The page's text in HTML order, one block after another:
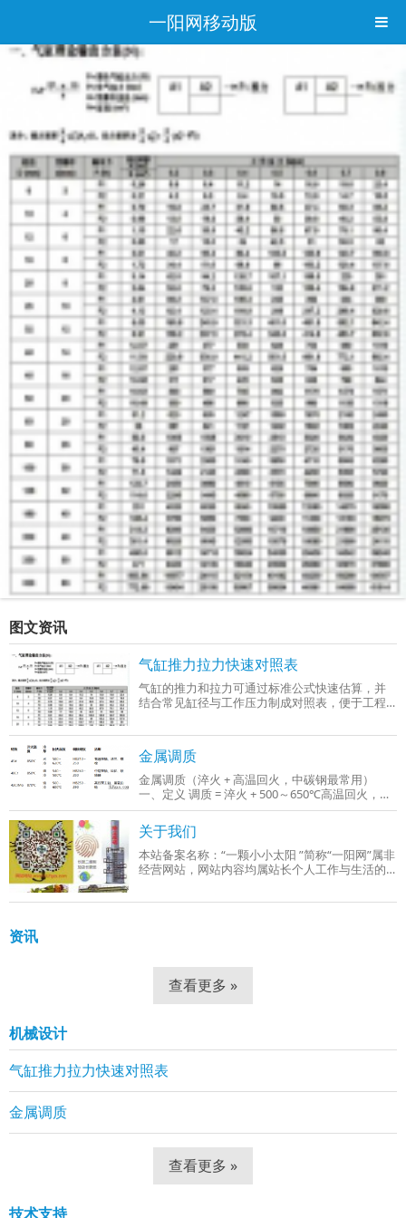
一阳网移动版
图文资讯
气缸推力拉力快速对照表
气缸的推力和拉力可通过标准公式快速估算，并
结合常见缸径与工作压力制成对照表，便于工程
力0.4–0.6 MPa）整理的‌气缸推力与拉力快
金属调质
金属调质（淬火 + 高温回火，中碳钢最常用）
一、定义 调质 = 淬火 + 500～650℃高温回火，只
适用于中碳钢、中碳合金钢（C：0.3%～0.5%），
成品组织：回火索氏体（铁素体 + 细小球状碳
关于我们
本站备案名称：“一颗小小太阳 ”简称“一阳网”属非
经营网站，网站内容均属站长个人工作与生活的
制、网站组建等。
资讯
查看更多 »
机械设计
气缸推力拉力快速对照表
金属调质
查看更多 »
技术支持